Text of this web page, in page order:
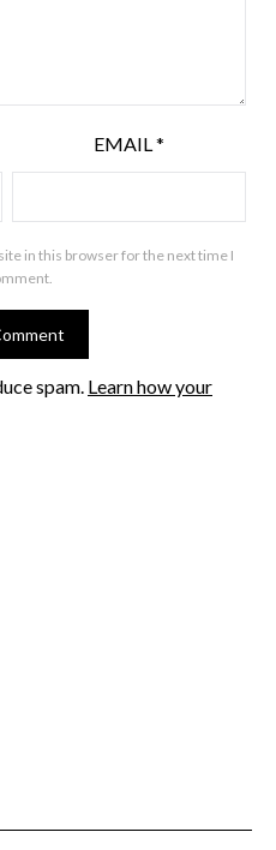
EMAIL*
in this browser for the next time I
spam. Learn how your